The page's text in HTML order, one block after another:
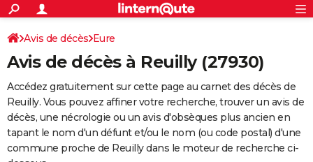
ACTUALITÉS
Politique
Société
Faits Divers
Education
Monde
Villes
+
SPORT
Coupe du monde 2026
Football
Tennis
Cyclisme
Rugby
Forum
Programme TV
TNT
Streaming
Cinéma
Sorties cinéma
Musique
+
FINANCE
Retraite
Epargne
Immobilier
Risques naturels par ville
Assurance
AUTO
Essais
Réserver un essai
Citadines
Berlines
SUV
Forum auto
+
HIGH-TECH
Avis de décès Eure
Avis de décès à Reuilly (27930)
Accédez gratuitement sur cette page au carnet des décès de
Reuilly. Vous pouvez affiner votre recherche, trouver un avis de
décès, une nécrologie ou un avis d'obsèques plus ancien en
tapant le nom d'un défunt et/ou le nom (ou code postal) d'une
commune proche de Reuilly dans le moteur de recherche ci-